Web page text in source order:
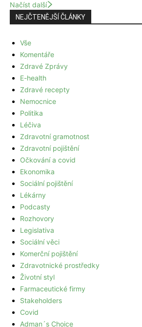
Načíst další
NEJČTENĚJŠÍ ČLÁNKY
Vše
Komentáře
Zdravé Zprávy
E-health
Zdravé recepty
Nemocnice
Politika
Léčiva
Zdravotní gramotnost
Zdravotní pojištění
Očkování a covid
Ekonomika
Sociální pojištění
Lékárny
Podcasty
Rozhovory
Legislativa
Sociální věci
Komerční pojištění
Zdravotnické prostředky
Životní styl
Farmaceutické firmy
Stakeholders
Covid
Adman´s Choice